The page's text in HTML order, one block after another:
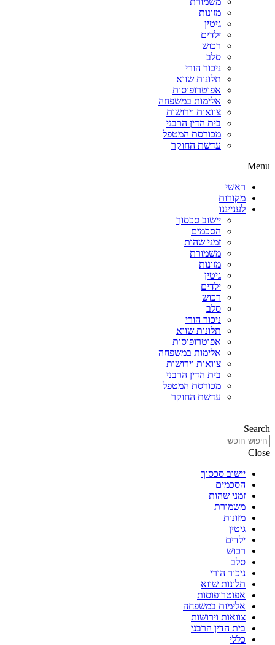
מזונות
גיטין
ילדים
רכוש
סלב
ניכור הורי
תלונות שווא
אפוטרופוסות
אלימות במשפחה
צוואות וירושות
בית הדין הרבני
מכורסת המטפל
עדשת החוקר
Menu
ראשי
מקורות
לענייננו
יישוב סכסוך
הסכמים
זמני שהות
משמורת
מזונות
גיטין
ילדים
רכוש
סלב
ניכור הורי
תלונות שווא
אפוטרופוסות
אלימות במשפחה
צוואות וירושות
בית הדין הרבני
מכורסת המטפל
עדשת החוקר
Search
Close
יישוב סכסוך
הסכמים
זמני שהות
משמורת
מזונות
גיטין
ילדים
רכוש
סלב
ניכור הורי
תלונות שווא
אפוטרופוסות
אלימות במשפחה
צוואות וירושות
בית הדין הרבני
כללי